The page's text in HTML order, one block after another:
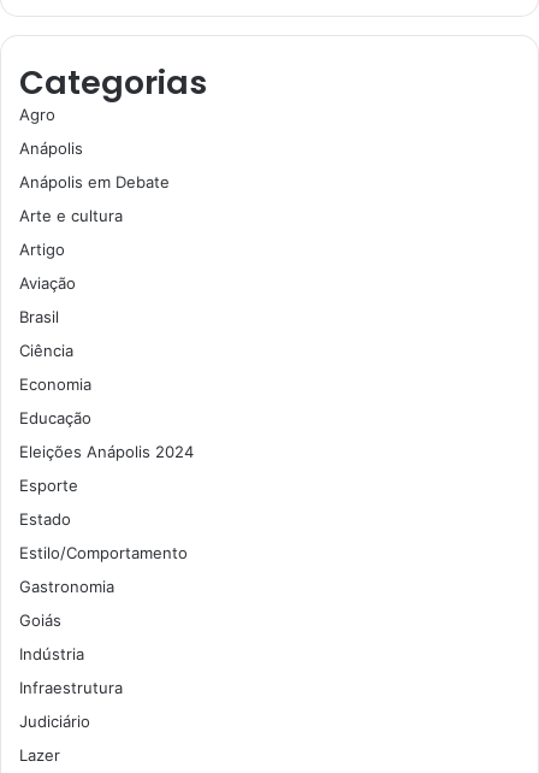
Categorias
Agro
Anápolis
Anápolis em Debate
Arte e cultura
Artigo
Aviação
Brasil
Ciência
Economia
Educação
Eleições Anápolis 2024
Esporte
Estado
Estilo/Comportamento
Gastronomia
Goiás
Indústria
Infraestrutura
Judiciário
Lazer